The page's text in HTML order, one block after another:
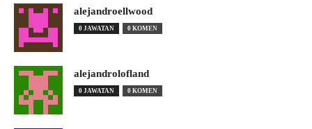
alejandroellwood
0 JAWATAN 0 KOMEN
alejandrolofland
0 JAWATAN 0 KOMEN